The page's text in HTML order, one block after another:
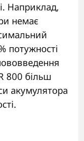
Наприклад,
немає
потужності
800 більш
акумулятора